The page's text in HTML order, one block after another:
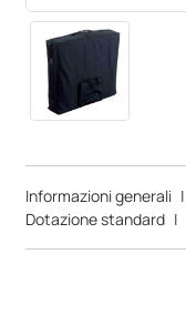
Informazioni generali |
Dotazione standard |